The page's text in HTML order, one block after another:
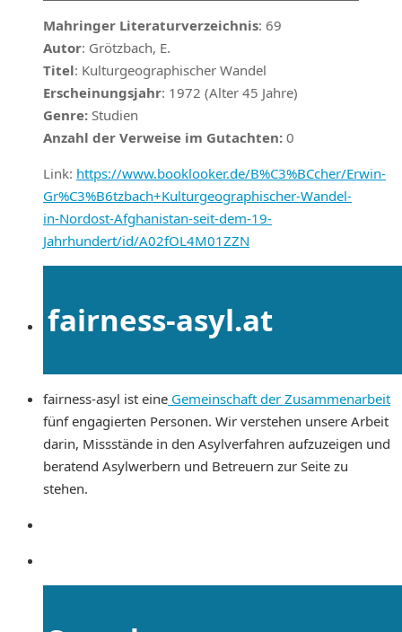
Mahringer Literaturverzeichnis: 69
Autor: Grötzbach, E.
Titel: Kulturgeographischer Wandel
Erscheinungsjahr: 1972 (Alter 45 Jahre)
Genre: Studien
Anzahl der Verweise im Gutachten: 0
Link: https://www.booklooker.de/B%C3%BCcher/Erwin-
Gr%C3%B6tzbach+Kulturgeographischer-Wandel-
in-Nordost-Afghanistan-seit-dem-19-
Jahrhundert/id/A02fOL4M01ZZN
fairness-asyl.at
fairness-asyl ist eine Gemeinschaft der Zusammenarbeit
fünf engagierten Personen. Wir verstehen unsere Arbeit
darin, Missstände in den Asylverfahren aufzuzeigen und
beratend Asylwerbern und Betreuern zur Seite zu
stehen.